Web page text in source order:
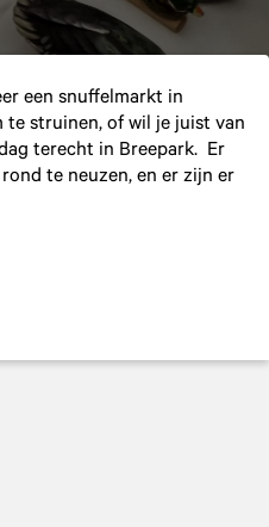
een snuffelmarkt in
struinen, of wil je juist van
terecht in Breepark. Er
te neuzen, en er zijn er